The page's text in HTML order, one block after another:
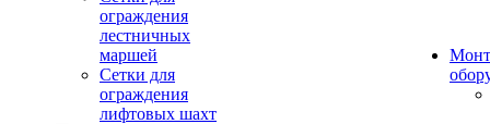
ограждения
лестничных
маршей
Сетки для
ограждения
лифтовых шахт